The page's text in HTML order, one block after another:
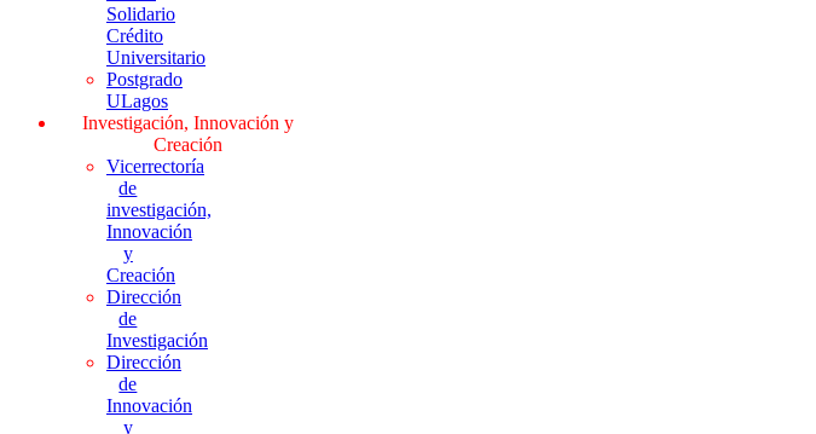
Solidario
Crédito
Universitario
Postgrado
ULagos
Investigación, Innovación y
Creación
Vicerrectoría
de
investigación,
Innovación
y
Creación
Dirección
de
Investigación
Dirección
de
Innovación
y